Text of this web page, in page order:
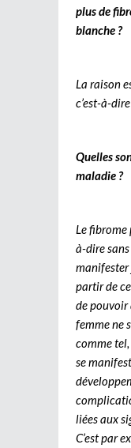
plus de
blanche ?
La raison
c’est-à-
Quelles
maladie ?
Le fibrome
à-dire
manifester
partir de
de pouvoir
femme ne
comme
se
liées aux
C’est par